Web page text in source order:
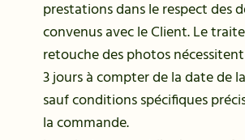
prestations dans le respect des
convenus avec le Client. Le
retouche des photos
3 jours à compter de la date de
sauf conditions spécifiques
la commande.